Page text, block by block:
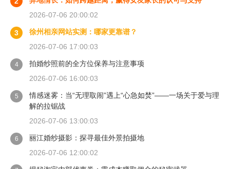
2026-07-06 20:00:02
3
徐州相亲网站实测：哪家更靠谱？
2026-07-06 17:00:03
4
拍婚纱照前的全方位保养与注意事项
2026-07-06 16:00:03
5
情感迷雾：当“无理取闹”遇上“心急如焚”——一场关于爱与理
解的拉锯战
2026-07-06 13:00:03
6
丽江婚纱摄影：探寻最佳外景拍摄地
2026-07-06 12:00:02